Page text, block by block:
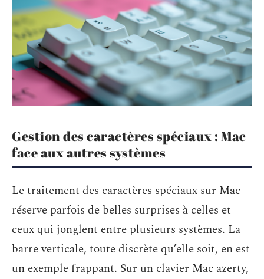
Gestion des caractères spéciaux : Mac
face aux autres systèmes
Le traitement des caractères spéciaux sur Mac
réserve parfois de belles surprises à celles et
ceux qui jonglent entre plusieurs systèmes. La
barre verticale, toute discrète qu’elle soit, en est
un exemple frappant. Sur un clavier Mac azerty,